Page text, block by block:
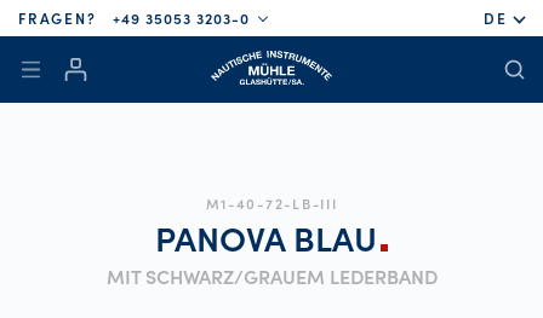
FRAGEN? +49 35053 3203-0 DE
M1-40-72-LB-III
PANOVA BLAU
MIT SCHWARZ/GRAUEM LEDERBAND